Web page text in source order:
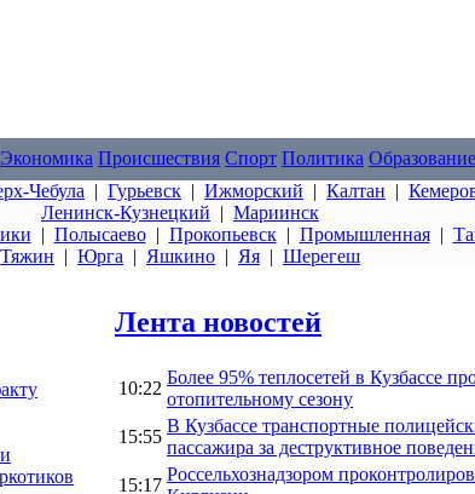
Экономика Происшествия Спорт Политика Образование
Чебула | Гурьевск | Ижморский | Калтан |
Ленинск-Кузнецкий | Мариинск
| Полысаево| Прокопьевск| Промышленная|
Тяжин | Юрга | Яшкино | Яя | Шерегеш
Лента новостей
10:22
Более 95% теплосетей в Кузбассе
отопительному сезону
15:55
В Кузбассе транспортные
пассажира за деструктивное
15:17
Россельхознадзором